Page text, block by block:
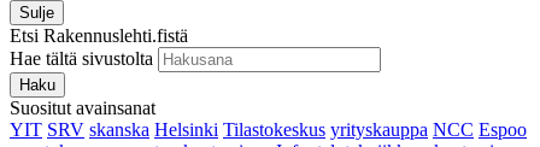
Sulje
Etsi Rakennuslehti.fistä
Hae tältä sivustolta
Haku
Suositut avainsanat
YIT SRV skanska Helsinki Tilastokeskus yrityskauppa NCC Espoo